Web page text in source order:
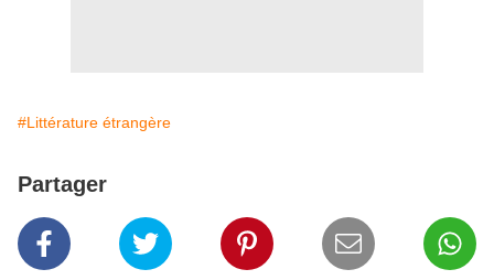
#Littérature étrangère
Partager